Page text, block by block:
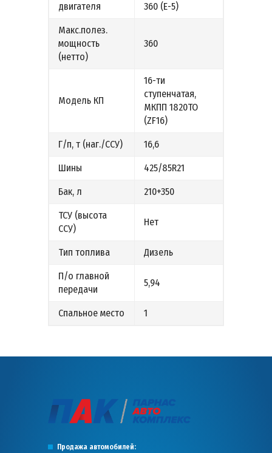
двигателя
360 (Е-5)
Макс.полез.
мощность
(нетто)
360
Модель КП
16-ти
ступенчатая,
МКПП 1820ТО
(ZF16)
Г/п, т (наг./ССУ) 16,6
Шины 425/85R21
Бак, л 210+350
ТСУ (высота
ССУ)
Нет
Тип топлива Дизель
П/о главной
передачи
5,94
Спальное место 1
Продажа автомобилей: